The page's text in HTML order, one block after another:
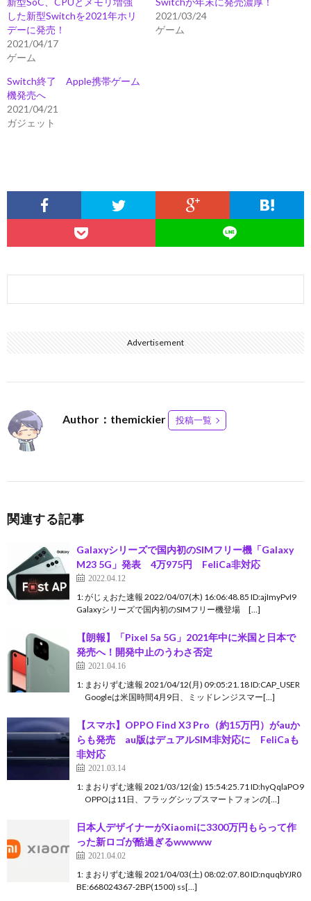
した新型Switchを2021年ホリ
デーに発売！
2021/04/17
ゲーム
2021/03/24
ゲーム
Switch終了 Apple携帯ゲーム
機発売へ
2021/04/21
ガジェット
Advertisement
Author：themickier 投稿一覧
関連する記事
Galaxyシリーズで国内初のSIMフリー機「Galaxy
M23 5G」発表 4万975円 FeliCa非対応
2022.04.12
1: がじぇおた速報 2022/04/07(木) 16:06:48.85 ID:ajImyPvI9
Galaxyシリーズで国内初のSIMフリー機登場 […]
【朗報】「Pixel 5a 5G」2021年中に米国と日本で
発売へ！開発中止のうわさ否定
2021.04.16
1: まおりずむ速報 2021/04/12(月) 09:05:21.18 ID:CAP_USER
Googleは米国時間4月9日、ミッドレンジスマー[…]
【スマホ】OPPO Find X3 Pro（約15万円）がauか
らも発売 au版はデュアルSIM非対応に FeliCaも
非対応
2021.03.14
1: まおりずむ速報 2021/03/12(金) 15:54:25.71 ID:hyQqlaPO9
OPPOは11日、フラッグシップスマートフォンの[…]
日本人デザイナーがXiaomiに3300万円もらって作
った新ロゴが酷過ぎるwwwww
2021.04.02
1: まおりずむ速報 2021/04/03(土) 08:02:07.80 ID:nquqbYJR0
BE:668024367-2BP(1500) ss[…]